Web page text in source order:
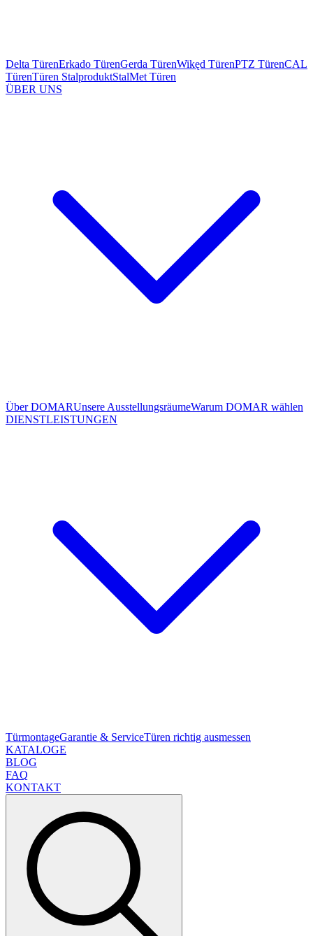
Delta TürenErkado TürenGerda TürenWikęd TürenPTZ TürenCAL
TürenTüren StalproduktStalMet Türen
ÜBER UNS
Über DOMARUnsere AusstellungsräumeWarum DOMAR wählen
DIENSTLEISTUNGEN
TürmontageGarantie & ServiceTüren richtig ausmessen
KATALOGE
BLOG
FAQ
KONTAKT